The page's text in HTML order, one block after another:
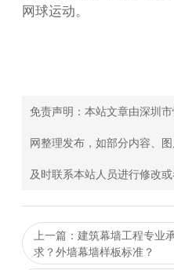
网球运动。
免责声明：本站文章由深圳
网整理发布，如部分内容、
及时联系本站人员进行修改或
上一篇：建筑幕墙工程专业
求？外墙幕墙样板标准？